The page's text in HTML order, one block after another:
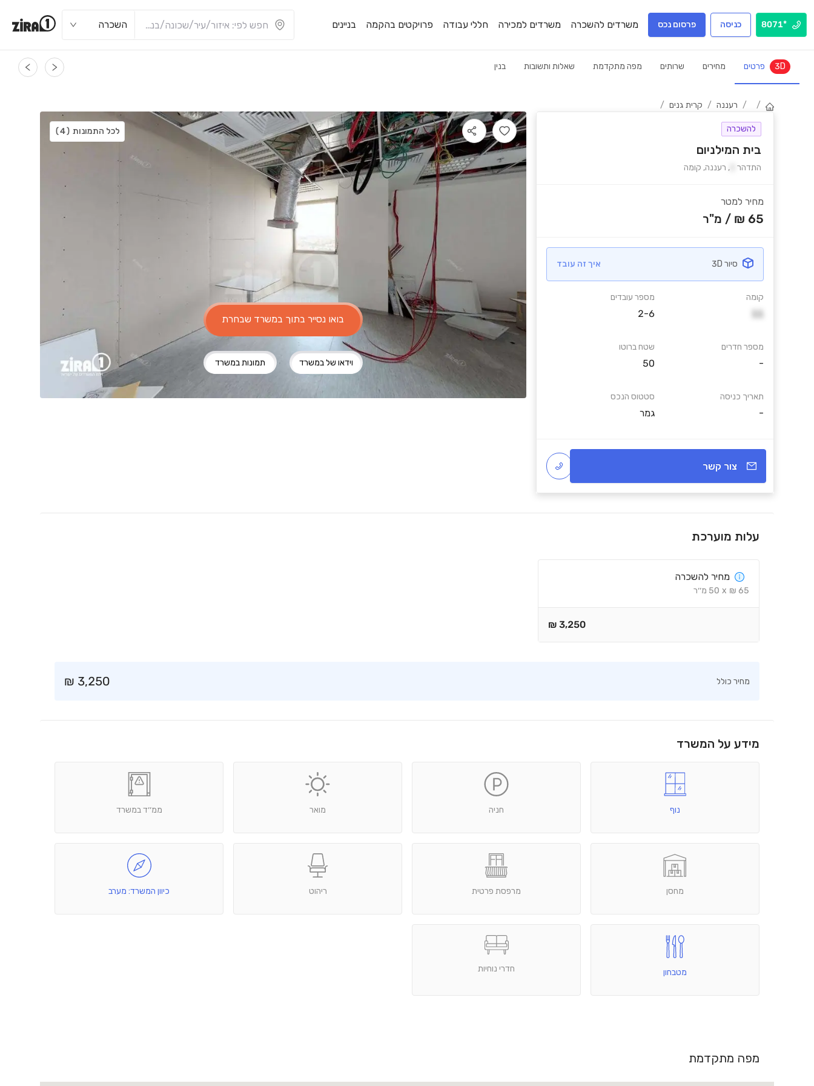
*8071 כניסה פרסום נכס משרדים להשכרה משרדים למכירה חללי עבודה פרויקטים בהקמה בניינים השכרה
3D פרטים מחירים שרותים מפה מתקדמת שאלות ותשובות בנין
/
/ רעננה / קרית גנים /
להשכרה
בית המילניום
התדהר , רעננה, קומה
מחיר למטר
65 ₪
/ מ"ר
סיור 3D איך זה עובד
קומה
11
מספר חדרים
-
תאריך כניסה
-
מספר עובדים
2-6
שטח ברוטו
50
סטטוס הנכס
גמר
צור קשר
בואו נסייר בתוך במשרד שבחרת
תמונות במשרד וידאו של במשרד
לכל התמונות (4)
עלות מוערכת
מחיר להשכרה
65
₪
x
50 מ׳׳ר
3,250
₪
מחיר כולל 3,250
₪
מידע על המשרד
נוף חניה מואר ממ׳׳ד במשרד
מחסן מרפסת פרטית ריהוט כיוון המשרד: מערב
מטבחון חדרי נוחיות
מפה מתקדמת